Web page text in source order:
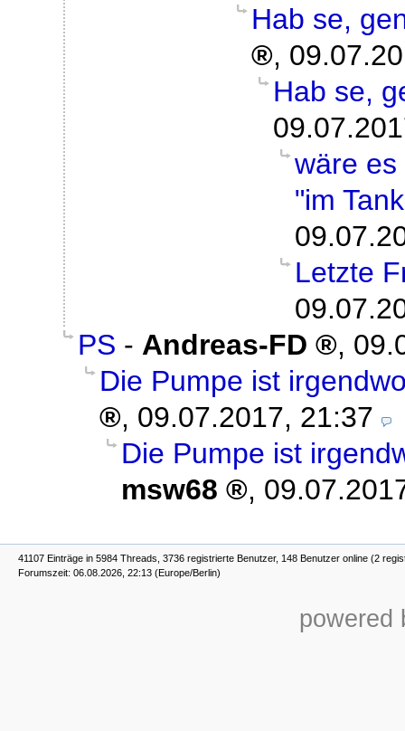
Hab se,
,
Hab se,
wäre
"im
Letzte
PS - Andreas-FD ,
Die Pumpe ist
, 09.07.2017, 21:37
Die Pumpe ist
msw68
,
41107 Einträge in 5984 Threads, 3736 registrierte Benutzer, 148 Benutzer online (2
Forumszeit: 06.08.2026, 22:13 (Europe/Berlin)
powered